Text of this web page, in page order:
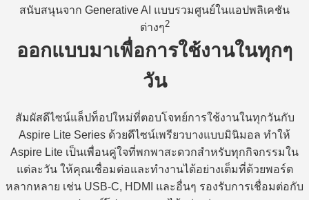
สนับสนุนจาก Generative AI แบบรวมศูนย์ในแอปพลิเคชัน
ต่างๆ2
ออกแบบมาเพื่อการใช้งานในทุกๆ
วัน
สัมผัสดีไซน์แล็ปท็อปใหม่ที่ตอบโจทย์การใช้งานในทุกวันกับ
Aspire Lite Series ด้วยดีไซน์เพรียวบางแบบมินิมอล ทำให้
Aspire Lite เป็นเพื่อนคู่ใจที่พกพาสะดวกสำหรับทุกกิจกรรมใน
แต่ละวัน ให้คุณเชื่อมต่อและทำงานได้อย่างเต็มที่ด้วยพอร์ต
หลากหลาย เช่น USB-C, HDMI และอื่นๆ รองรับการเชื่อมต่อกับ